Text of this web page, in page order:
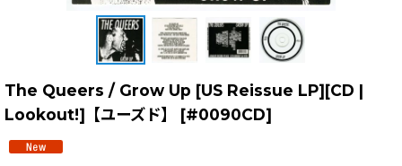
The Queers / Grow Up [US Reissue LP][CD |
Lookout!]【ユーズド】
[#0090CD]